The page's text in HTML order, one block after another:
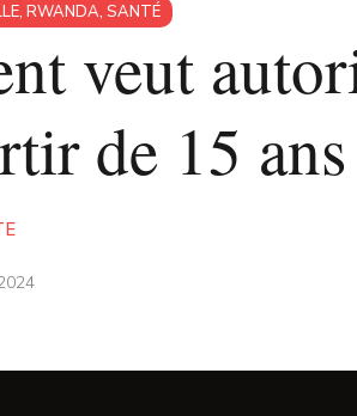
, RWANDA, SANTÉ
veut
de 15 ans